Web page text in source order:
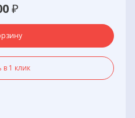
₽
в 1 клик